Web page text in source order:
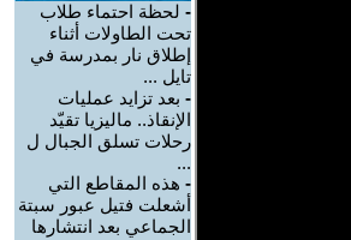
- لحظة احتماء طلاب
تحت الطاولات أثناء
إطلاق نار بمدرسة في
تايل ...
- بعد تزايد عمليات
الإنقاذ.. ماليزيا تقيّد
رحلات تسلق الجبال ل
...
- هذه المقاطع التي
أشعلت فتيل عبور سبتة
الجماعي بعد انتشارها